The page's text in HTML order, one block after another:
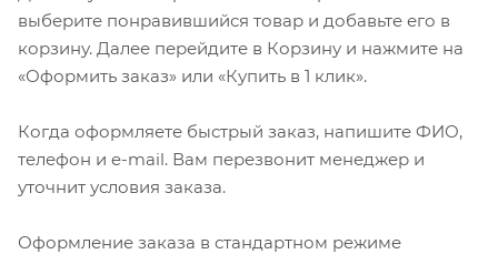
выберите понравившийся товар и добавьте его в
корзину. Далее перейдите в Корзину и нажмите на
«Оформить заказ» или «Купить в 1 клик».
Когда оформляете быстрый заказ, напишите ФИО,
телефон и e-mail. Вам перезвонит менеджер и
уточнит условия заказа.
Оформление заказа в стандартном режиме